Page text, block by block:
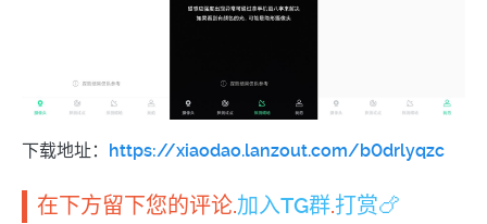
下载地址： https://xiaodao.lanzout.com/b0drlyqzc
在下方留下您的评论.加入TG群.打赏🍗